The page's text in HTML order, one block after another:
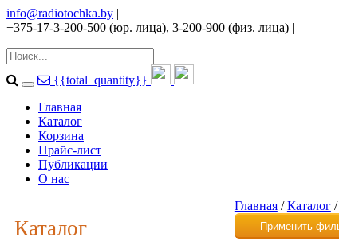
info@radiotochka.by |
+375-17-3-200-500 (юр. лица), 3-200-900 (физ. лица) |
{{total_quantity}}
Главная
Каталог
Корзина
Прайс-лист
Публикации
О нас
Каталог
Главная/Каталог/